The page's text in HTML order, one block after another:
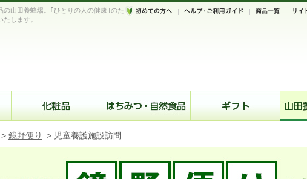
山田養蜂場。｢ひとりの人の健康｣のた
します。
> 鏡野便り > 児童養護施設訪問